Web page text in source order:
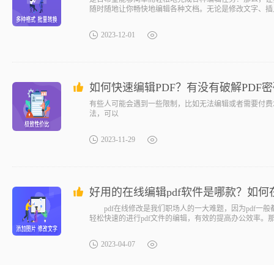
随时随地让你畅快地编辑各种文档。无论是修改文字、
2023-12-01
如何快速编辑PDF？有没有破解PDF
有些人可能会遇到一些限制，比如无法编辑或者需要付
法，可以
2023-11-29
好用的在线编辑pdf软件是哪款？如何
pdf在线修改是我们职场人的一大难题，因为pdf一般
轻松快速的进行pdf文件的编辑，有效的提高办公效率。
2023-04-07